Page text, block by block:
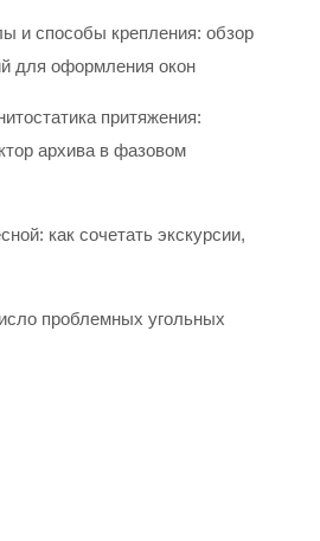
и способы крепления: обзор
для оформления окон
притяжения:
архива в фазовом
как сочетать экскурсии,
проблемных угольных